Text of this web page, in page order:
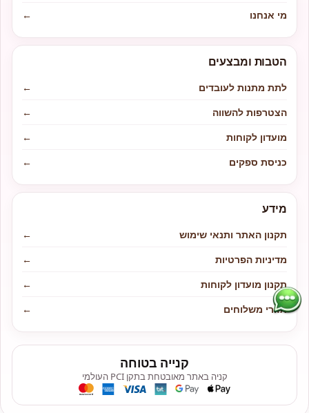
מי אנחנו
←
הטבות ומבצעים
לתת מתנות לעובדים
←
הצטרפות להשווה
←
מועדון לקוחות
←
כניסת ספקים
←
מידע
תקנון האתר ותנאי שימוש
←
מדיניות הפרטיות
←
תקנון מועדון לקוחות
←
אזורי משלוחים
←
קנייה בטוחה
קניה באתר מאובטחת בתקן PCI העולמי